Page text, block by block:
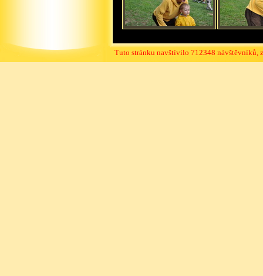
Tuto stránku navštívilo 712348 návštěvníků,